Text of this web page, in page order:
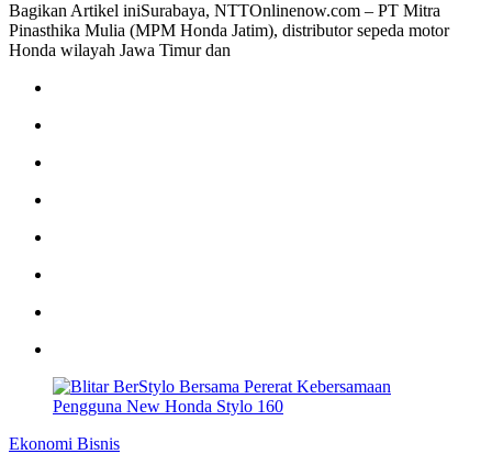
Bagikan Artikel iniSurabaya, NTTOnlinenow.com – PT Mitra
Pinasthika Mulia (MPM Honda Jatim), distributor sepeda motor
Honda wilayah Jawa Timur dan
Ekonomi Bisnis